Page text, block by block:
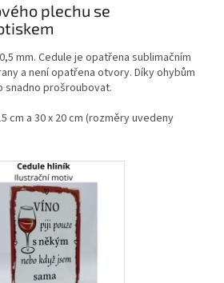
plechu se
mm. Cedule je opatřena sublimačním
a není opatřena otvory. Díky ohybům
snadno prošroubovat.
cm a 30 x 20 cm (rozměry uvedeny